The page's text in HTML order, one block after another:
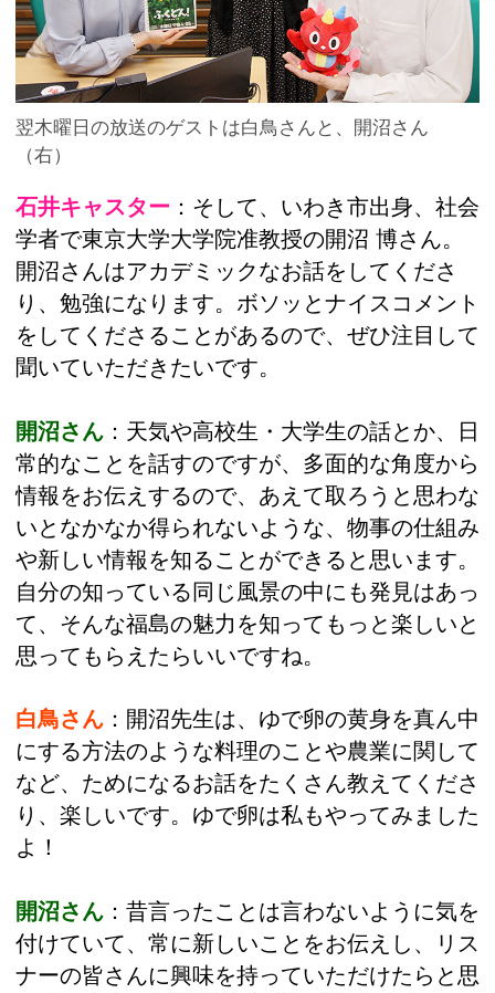
翌木曜日の放送のゲストは白鳥さんと、開沼さん
（右）
石井キャスター ：そして、いわき市出身、社会
学者で東京大学大学院准教授の開沼 博さん。
開沼さんはアカデミックなお話をしてくださ
り、勉強になります。ボソッとナイスコメント
をしてくださることがあるので、ぜひ注目して
聞いていただきたいです。
開沼さん ：天気や高校生・大学生の話とか、日
常的なことを話すのですが、多面的な角度から
情報をお伝えするので、あえて取ろうと思わな
いとなかなか得られないような、物事の仕組み
や新しい情報を知ることができると思います。
自分の知っている同じ風景の中にも発見はあっ
て、そんな福島の魅力を知ってもっと楽しいと
思ってもらえたらいいですね。
白鳥さん ：開沼先生は、ゆで卵の黄身を真ん中
にする方法のような料理のことや農業に関して
など、ためになるお話をたくさん教えてくださ
り、楽しいです。ゆで卵は私もやってみました
よ！
開沼さん ：昔言ったことは言わないように気を
付けていて、常に新しいことをお伝えし、リス
ナーの皆さんに興味を持っていただけたらと思